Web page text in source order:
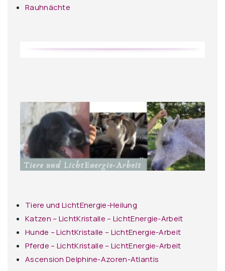
Rauhnächte
Tiere und LichtEnergie-Heilung
Katzen – LichtKristalle – LichtEnergie-Arbeit
Hunde – LichtKristalle – LichtEnergie-Arbeit
Pferde – LichtKristalle – LichtEnergie-Arbeit
Ascension Delphine-Azoren-Atlantis